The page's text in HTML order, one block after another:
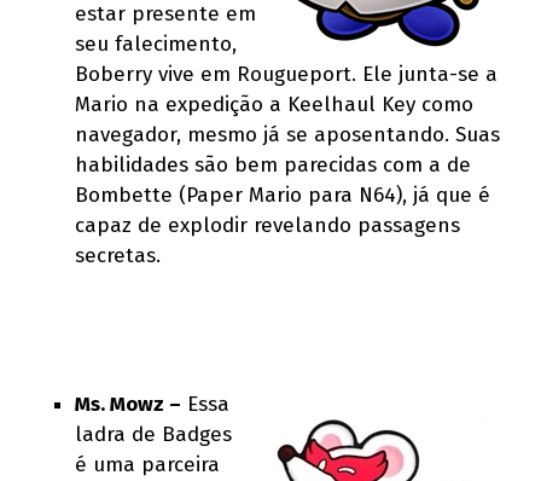
estar presente em
seu falecimento,
Boberry vive em Rougueport. Ele junta-se a
Mario na expedição a Keelhaul Key como
navegador, mesmo já se aposentando. Suas
habilidades são bem parecidas com a de
Bombette (Paper Mario para N64), já que é
capaz de explodir revelando passagens
secretas.
Ms. Mowz – Essa
ladra de Badges
é uma parceira